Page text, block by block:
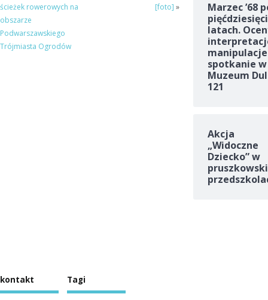
ścieżek rowerowych na
obszarze
Podwarszawskiego
Trójmiasta Ogrodów
[foto] »
Marzec ’68
latach.
spotkanie w
Muzeum
121
Akcja
„Widoczne
Dziecko” w
kontakt Tagi